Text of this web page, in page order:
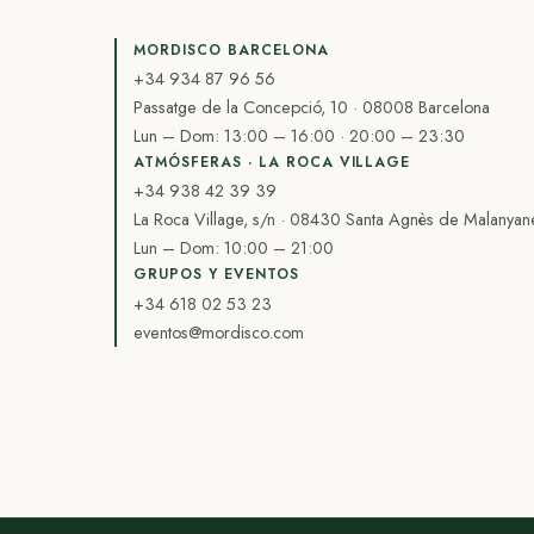
MORDISCO BARCELONA
+34 934 87 96 56
Passatge de la Concepció, 10 · 08008 Barcelona
Lun – Dom: 13:00 – 16:00 · 20:00 – 23:30
ATMÓSFERAS · LA ROCA VILLAGE
+34 938 42 39 39
La Roca Village, s/n · 08430 Santa Agnès de
Lun – Dom: 10:00 – 21:00
GRUPOS Y EVENTOS
+34 618 02 53 23
eventos@mordisco.com